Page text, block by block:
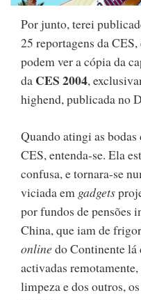
Por junto, terei
25 reportagens da
podem ver a cópia da
da CES 2004,
highend, publicada no
Quando atingi as
CES, entenda-se. Ela
confusa, e tornara-se
viciada em gadgets
por fundos de pensões
China, que iam de
onlinedo Continente lá
activadas
limpeza e dos outros,